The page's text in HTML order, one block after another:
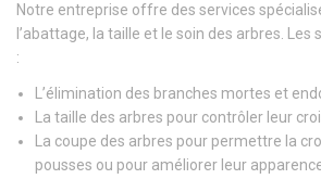
Notre entreprise offre des services
l’abattage, la taille et le soin des arbres.
:
L’élimination des branches mortes et
La taille des arbres pour contrôler leur
La coupe des arbres pour permettre la
pousses ou pour améliorer leur